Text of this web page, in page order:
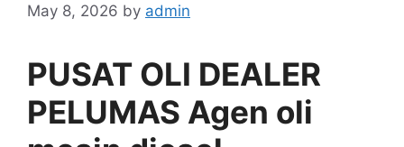
May 8, 2026 by admin
PUSAT OLI DEALER
PELUMAS Agen oli